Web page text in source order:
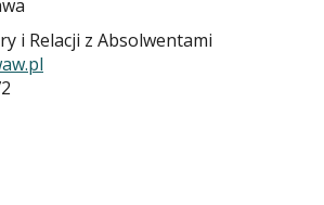
i Relacji z Absolwentami